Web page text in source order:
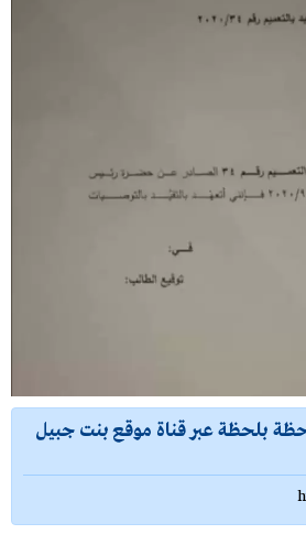
بلحظة عبر قناة موقع بنت جبيل